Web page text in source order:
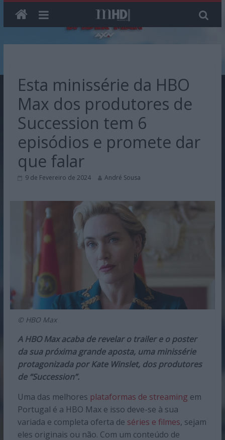
contentEsta minissérie da HBO
Max dos produtores de
Succession tem 6
episódios e promete dar
que falar
9 de Fevereiro de 2024 André Sousa
© HBO Max
A HBO Max acaba de revelar o trailer e o poster
da sua próxima grande aposta, uma minissérie
protagonizada por Kate Winslet, dos produtores
de “Succession”.
Uma das melhores plataformas de streaming em
Portugal é a HBO Max e isso deve-se à sua
variada e completa oferta de séries e filmes, sejam
eles originais ou não. Com um conteúdo de